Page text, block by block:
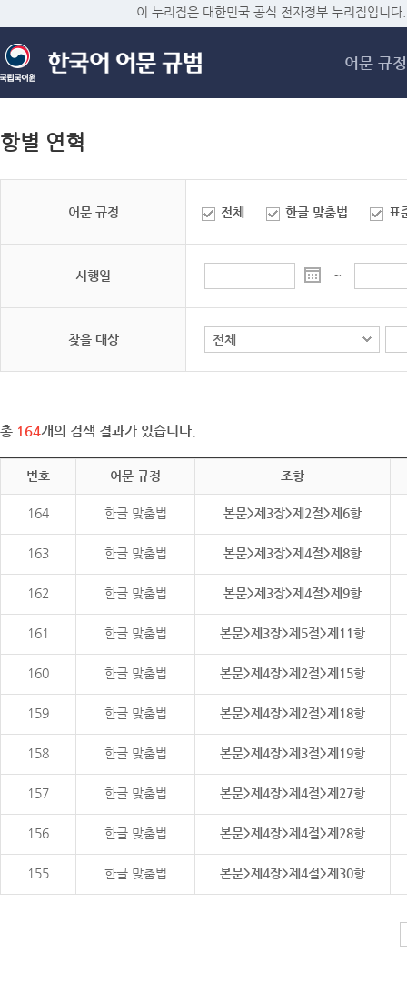
메
이 누리집은 대한민국 공식 전자정부 누리집입니다.
어문 규정
항별 연혁
어문 규정 전체 한글 맞춤법 표
시행일 ~
찾을 대상
총 164개의 검색 결과가 있습니다.
번호 어문 규정 조항
164 한글 맞춤법 본문>제3장>제2절>제6항
163 한글 맞춤법 본문>제3장>제4절>제8항
162 한글 맞춤법 본문>제3장>제4절>제9항
161 한글 맞춤법 본문>제3장>제5절>제11항
160 한글 맞춤법 본문>제4장>제2절>제15항
159 한글 맞춤법 본문>제4장>제2절>제18항
158 한글 맞춤법 본문>제4장>제3절>제19항
157 한글 맞춤법 본문>제4장>제4절>제27항
156 한글 맞춤법 본문>제4장>제4절>제28항
155 한글 맞춤법 본문>제4장>제4절>제30항